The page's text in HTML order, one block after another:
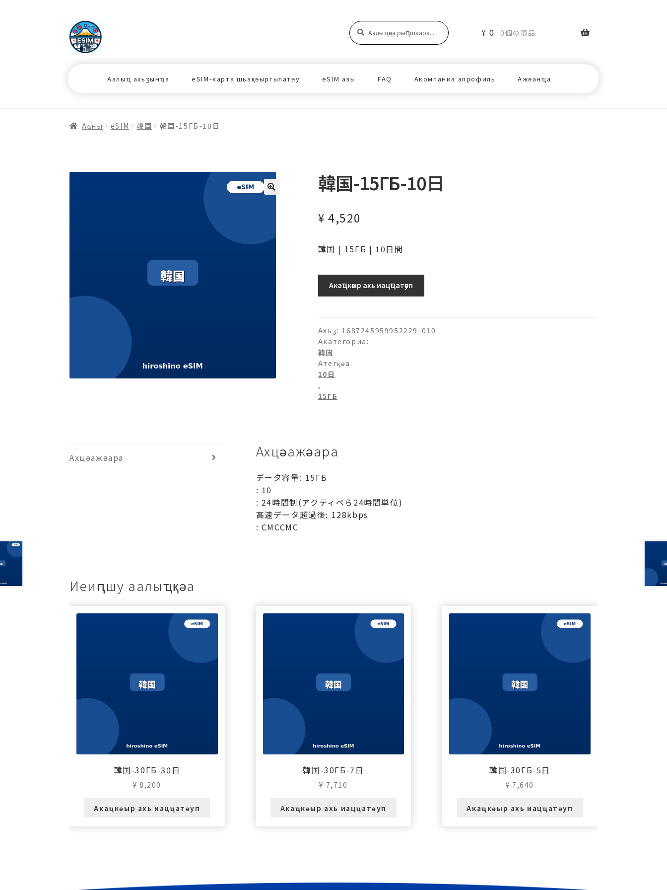
ナ
ビ
ゲ
ス
コ
ン
テ
プ
Аԥшаара:
Аԥшаара
Аалыҵ ахьӡынҵа eSIM-карта шьақәыргылатәу eSIM азы FAQ Акомпаниа апрофиль Ажәанҵа
¥ 0 0個の商品
Аҩны еSIM 韓国 韓国-15ГБ-10日
韓国-15ГБ-10日
¥ 4,520
韓国 | 15ГБ | 10日間
国-15ГБ-10
Акаҵкәыр ахь иацҵатәуп
Ахьӡ: 1687245959952229-010
Акатегориа:
韓国
Атегқәа:
10日
,
15ГБ
Ахцәажәара Ахцәажәара
データ容量: 15ГБ
: 10
: 24時間制(アクティベら24時間単位)
高速データ超過後: 128kbps
: СМССМС
Иеиԥшу аалыҵқәа
韓国-30ГБ-30日
¥ 8,200
Акаҵкәыр ахь иацҵатәуп
韓国-30ГБ-7日
¥ 7,710
Акаҵкәыр ахь иацҵатәуп
韓国-30ГБ-5日
¥ 7,640
Акаҵкәыр ахь иацҵатәуп